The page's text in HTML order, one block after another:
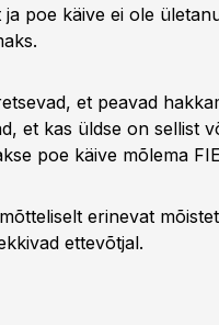
ja poe käive ei ole
et peavad
et kas üldse on sellist
poe käive mõlema
erinevat
ettevõtjal.